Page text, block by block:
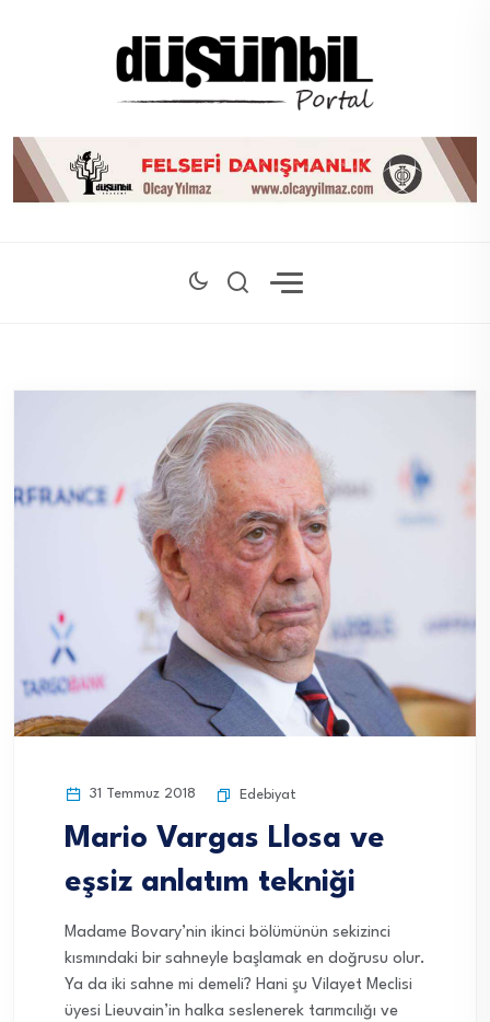
31 Temmuz 2018 Edebiyat
Mario Vargas Llosa ve
eşsiz anlatım tekniği
Madame Bovary’nin ikinci bölümünün sekizinci
kısmındaki bir sahneyle başlamak en doğrusu olur.
Ya da iki sahne mi demeli? Hani şu Vilayet Meclisi
üyesi Lieuvain’in halka seslenerek tarımcılığı ve